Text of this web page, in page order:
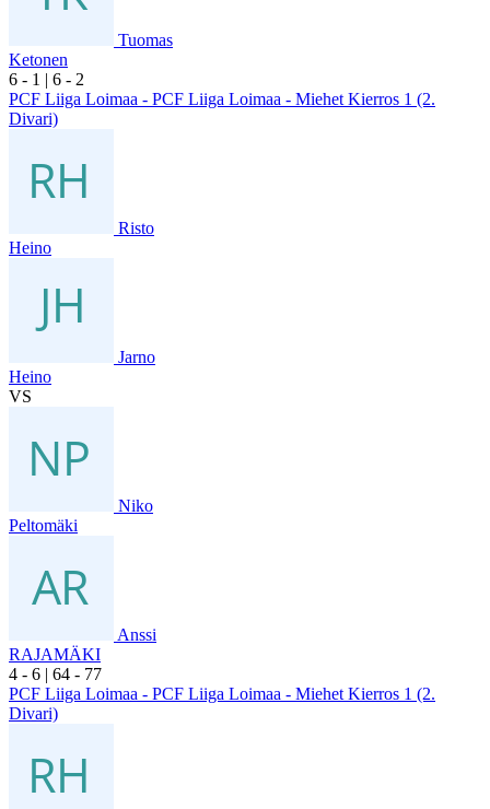
Tuomas
Ketonen
6 - 1 | 6 - 2
PCF Liiga Loimaa - PCF Liiga Loimaa - Miehet Kierros 1 (2.
Divari)
Risto
Heino
Jarno
Heino
VS
Niko
Peltomäki
Anssi
RAJAMÄKI
4 - 6 | 64 - 77
PCF Liiga Loimaa - PCF Liiga Loimaa - Miehet Kierros 1 (2.
Divari)